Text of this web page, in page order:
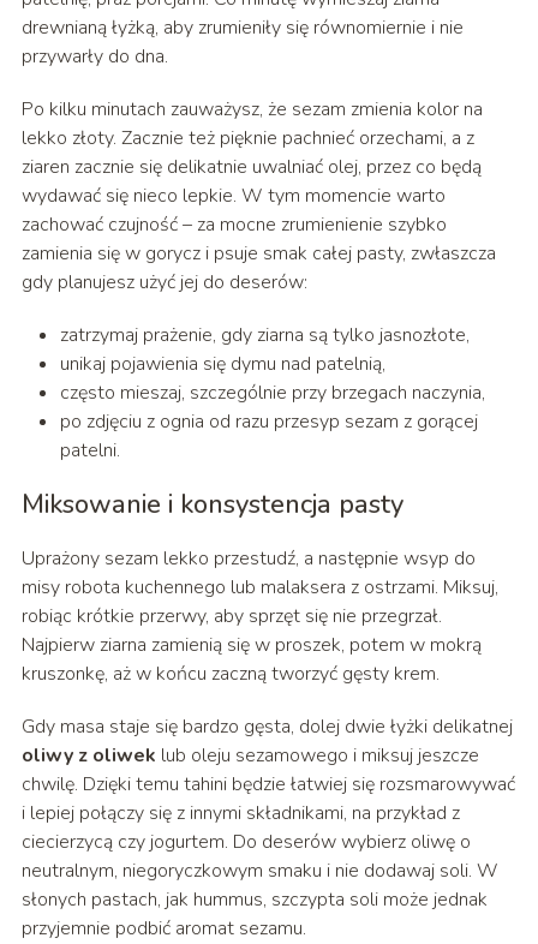
drewnianą łyżką, aby zrumieniły się równomiernie i nie
przywarły do dna.
Po kilku minutach zauważysz, że sezam zmienia kolor na
lekko złoty. Zacznie też pięknie pachnieć orzechami, a z
ziaren zacznie się delikatnie uwalniać olej, przez co będą
wydawać się nieco lepkie. W tym momencie warto
zachować czujność – za mocne zrumienienie szybko
zamienia się w gorycz i psuje smak całej pasty, zwłaszcza
gdy planujesz użyć jej do deserów:
zatrzymaj prażenie, gdy ziarna są tylko jasnozłote,
unikaj pojawienia się dymu nad patelnią,
często mieszaj, szczególnie przy brzegach naczynia,
po zdjęciu z ognia od razu przesyp sezam z gorącej
patelni.
Miksowanie i konsystencja pasty
Uprażony sezam lekko przestudź, a następnie wsyp do
misy robota kuchennego lub malaksera z ostrzami. Miksuj,
robiąc krótkie przerwy, aby sprzęt się nie przegrzał.
Najpierw ziarna zamienią się w proszek, potem w mokrą
kruszonkę, aż w końcu zaczną tworzyć gęsty krem.
Gdy masa staje się bardzo gęsta, dolej dwie łyżki delikatnej
oliwy z oliwek lub oleju sezamowego i miksuj jeszcze
chwilę. Dzięki temu tahini będzie łatwiej się rozsmarowywać
i lepiej połączy się z innymi składnikami, na przykład z
ciecierzycą czy jogurtem. Do deserów wybierz oliwę o
neutralnym, niegoryczkowym smaku i nie dodawaj soli. W
słonych pastach, jak hummus, szczypta soli może jednak
przyjemnie podbić aromat sezamu.